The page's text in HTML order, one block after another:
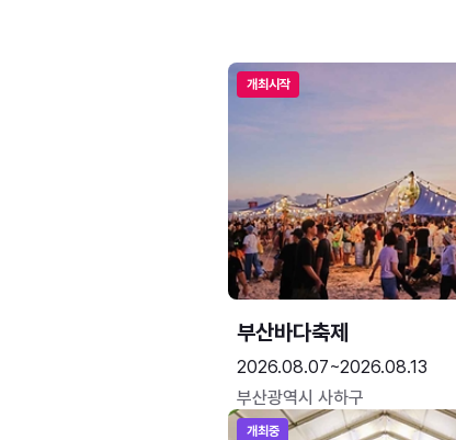
개최시작
부산바다축제
2026.08.07~2026.08.13
부산광역시 사하구
개최중